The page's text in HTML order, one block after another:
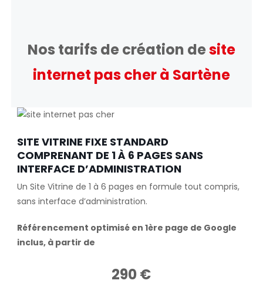
Nos tarifs de création desite
internet pas cher à Sartène
SITE VITRINE FIXE STANDARD
COMPRENANT DE 1 À 6 PAGES SANS
INTERFACE D’ADMINISTRATION
Un Site Vitrine de 1 à 6 pages en formule tout compris,
sans interface d’administration.
Référencement optimisé en 1ère page de Google
inclus, à partir de
290 €